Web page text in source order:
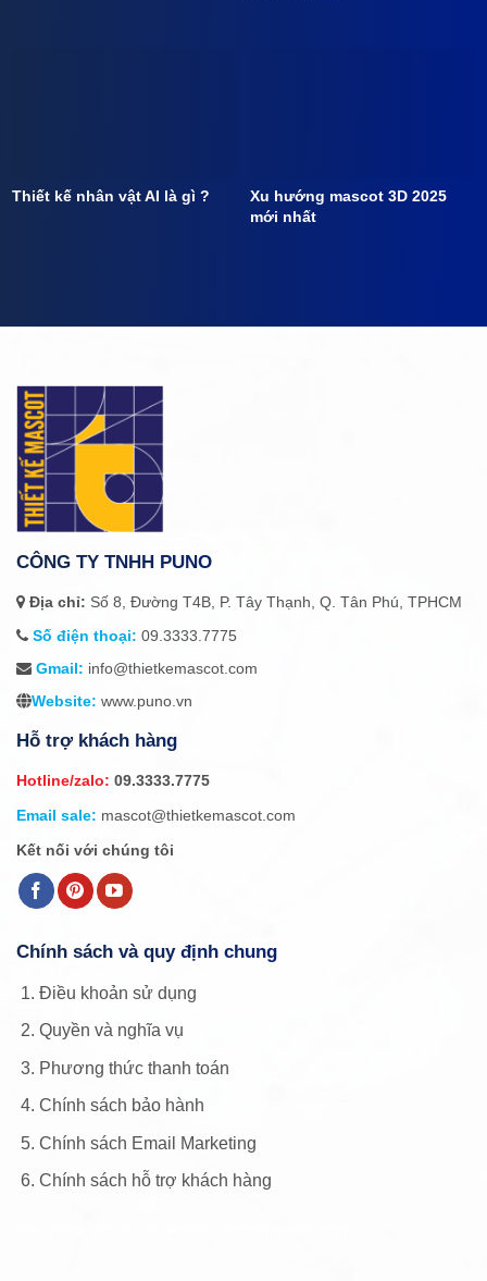
Thiết kế nhân vật AI là gì ?
Xu hướng mascot 3D 2025
mới nhất
CÔNG TY TNHH PUNO
Địa chỉ: Số 8, Đường T4B, P. Tây Thạnh, Q. Tân Phú, TPHCM
Số điện thoại: 09.3333.7775
Gmail: info@thietkemascot.com
Website: www.puno.vn
Hỗ trợ khách hàng
Hotline/zalo: 09.3333.7775
Email sale: mascot@thietkemascot.com
Kết nối với chúng tôi
Chính sách và quy định chung
Điều khoản sử dụng
Quyền và nghĩa vụ
Phương thức thanh toán
Chính sách bảo hành
Chính sách Email Marketing
Chính sách hỗ trợ khách hàng